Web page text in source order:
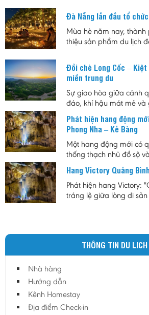
sinh và những giá trị lịch sử của vùng biển
Đà Nẵng lần đầu tổ
Mùa hè năm nay,
thiệu sản phẩm du lịch
dân và du khách những
giữa không gian biển
của ánh sáng, ẩm thực
Đồi chè Long Cốc –
miền trung du
Sự giao hòa giữa cảnh
đáo, khí hậu mát mẻ
địa đã tạo nên sức hút
Cốc. Không chỉ là vùng
tiếng, nơi đây còn được
du lịch sinh thái Phú
hình ảnh vùng trung du
khách trong nước và
Phát hiện hang động
Phong Nha – Kẻ Bàng
Một hang động mới có
thống thạch nhũ đồ sộ
động quý hiếm vừa
quốc gia Phong Nha –
triển vọng cho công tác
bảo tồn thiên nhiên và
Hang Victory Quảng Bình
Phát hiện hang Victory:
tráng lệ giữa lòng di sản
Bàng (tỉnh Quảng
đặt tên là Victory (tên
Thắng), đặt theo tên
THÔNG TIN DU LICH
Nhà hàng
Hướng dẫn
Kênh Homestay
Địa điểm Check-in